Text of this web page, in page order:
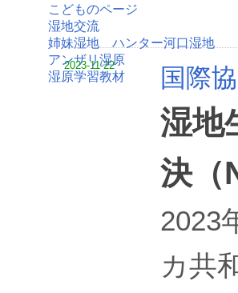
こどものページ
湿地交流
姉妹湿地 ハンター河口湿地
アンザリ湿原
湿原学習教材
2023-11-22 国際
湿地
決（
2023
カ共